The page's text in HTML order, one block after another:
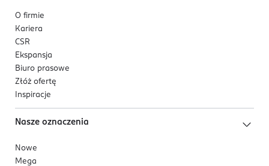
O firmie
Kariera
CSR
Ekspansja
Biuro prasowe
Złóż ofertę
Inspiracje
Nasze oznaczenia
Nowe
Mega